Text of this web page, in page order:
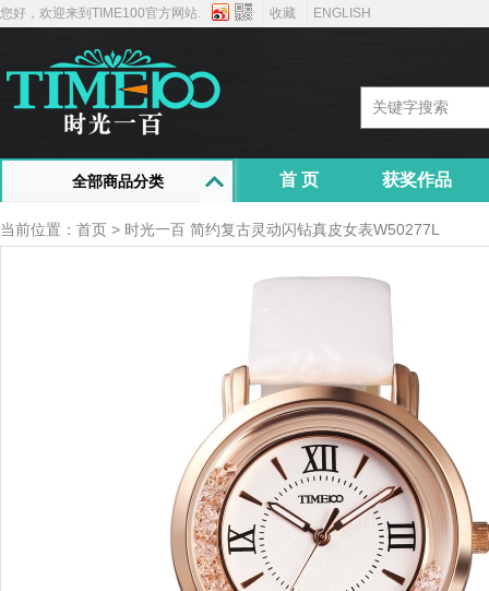
您好，欢迎来到TIME100官方网站. 收藏 ENGLISH
全部商品分类 首 页 获奖作品
当前位置： 首页 > 时光一百 简约复古灵动闪钻真皮女表W50277L